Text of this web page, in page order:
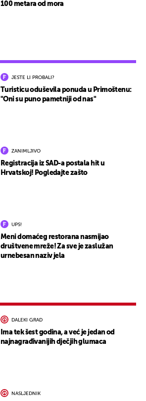
JESTE LI PROBALI?
Turisticu oduševila ponuda u Primoštenu:
"Oni su puno pametniji od nas"
ZANIMLJIVO
Registracija iz SAD-a postala hit u
Hrvatskoj! Pogledajte zašto
UPS!
Meni domaćeg restorana nasmijao
društvene mreže! Za sve je zaslužan
urnebesan naziv jela
DALEKI GRAD
Ima tek šest godina, a već je jedan od
najnagrađivanijih dječjih glumaca
NASLJEDNIK
100 metara od mora